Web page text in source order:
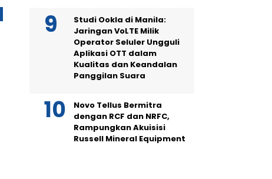
Studi Ookla di Manila:
Jaringan VoLTE Milik
Operator Seluler Ungguli
Aplikasi OTT dalam
Kualitas dan Keandalan
Panggilan Suara
Novo Tellus Bermitra
dengan RCF dan NRFC,
Rampungkan Akuisisi
Russell Mineral Equipment